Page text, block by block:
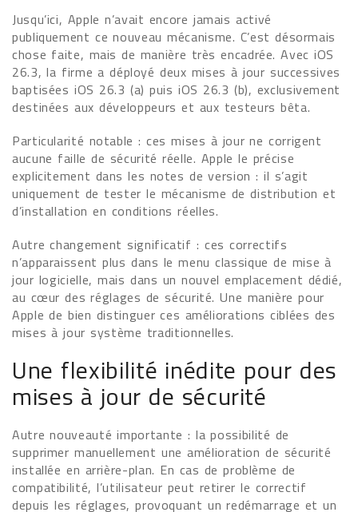
Jusqu’ici, Apple n’avait encore jamais activé
publiquement ce nouveau mécanisme. C’est désormais
chose faite, mais de manière très encadrée. Avec iOS
26.3, la firme a déployé deux mises à jour successives
baptisées iOS 26.3 (a) puis iOS 26.3 (b), exclusivement
destinées aux développeurs et aux testeurs bêta.
Particularité notable : ces mises à jour ne corrigent
aucune faille de sécurité réelle. Apple le précise
explicitement dans les notes de version : il s’agit
uniquement de tester le mécanisme de distribution et
d’installation en conditions réelles.
Autre changement significatif : ces correctifs
n’apparaissent plus dans le menu classique de mise à
jour logicielle, mais dans un nouvel emplacement dédié,
au cœur des réglages de sécurité. Une manière pour
Apple de bien distinguer ces améliorations ciblées des
mises à jour système traditionnelles.
Une flexibilité inédite pour des
mises à jour de sécurité
Autre nouveauté importante : la possibilité de
supprimer manuellement une amélioration de sécurité
installée en arrière-plan. En cas de problème de
compatibilité, l’utilisateur peut retirer le correctif
depuis les réglages, provoquant un redémarrage et un